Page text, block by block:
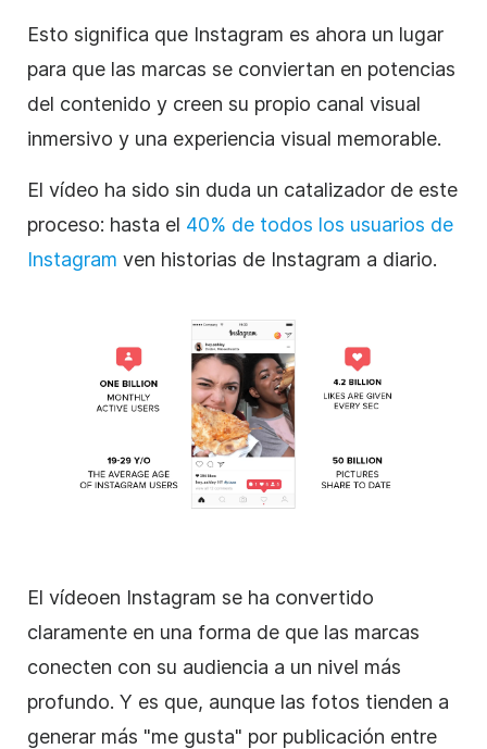
Esto significa que Instagram es ahora un lugar
para que las marcas se conviertan en potencias
del contenido y creen su propio canal visual
inmersivo y una experiencia visual memorable.
El vídeo ha sido sin duda un catalizador de este
proceso: hasta el 40% de todos los usuarios de
Instagram ven historias de Instagram a diario.
El vídeoen Instagram se ha convertido
claramente en una forma de que las marcas
conecten con su audiencia a un nivel más
profundo. Y es que, aunque las fotos tienden a
generar más "me gusta" por publicación entre